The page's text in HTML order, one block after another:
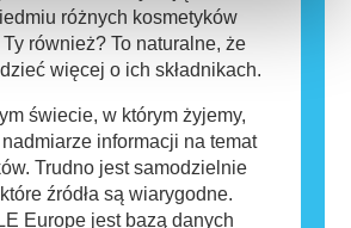
różnych kosmetyków
również? To naturalne, że
więcej o ich składnikach.
świecie, w którym żyjemy,
informacji na temat
Trudno jest samodzielnie
źródła są wiarygodne.
Europe jest bazą danych